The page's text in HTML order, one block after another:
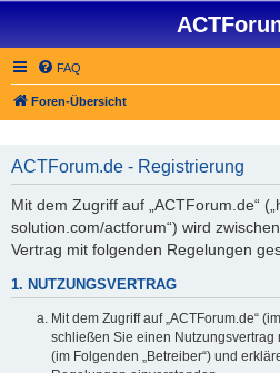
FAQ
Foren-Übersicht
ACTForum.de - Registrierung
Mit dem Zugriff auf „ACTForum.de“
solution.com/actforum“) wird
Vertrag mit folgenden Regelungen
1. NUTZUNGSVERTRAG
Mit dem Zugriff auf „ACTForum.de“
schließen Sie einen Nutzungsvertrag
(im Folgenden „Betreiber“) und